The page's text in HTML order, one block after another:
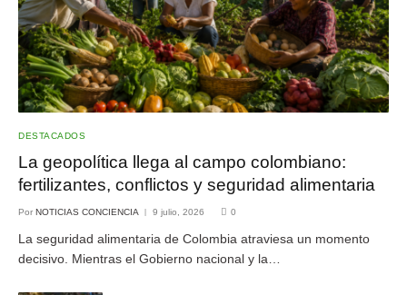
DESTACADOS
La geopolítica llega al campo colombiano:
fertilizantes, conflictos y seguridad alimentaria
Por NOTICIAS CONCIENCIA 9 julio, 2026 0
La seguridad alimentaria de Colombia atraviesa un momento
decisivo. Mientras el Gobierno nacional y la…